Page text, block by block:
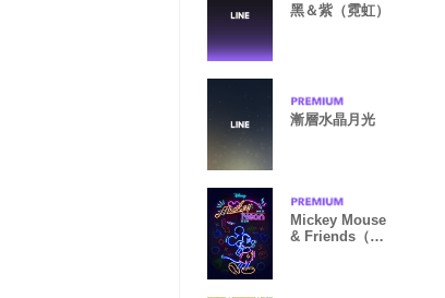
黑＆紫（霓虹）
漸層水晶月光
Mickey Mouse
& Friends（霓